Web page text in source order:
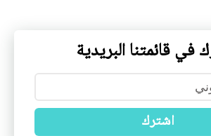
في قائمتنا البريدية
اشترك